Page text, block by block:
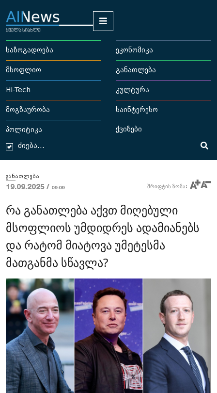
საზოგადოება ეკონომიკა
მსოფლიო განათლება
HI-Tech კულტურა
მოგზაურობა საინტერესო
პოლიტიკა ქვიზები
განათლება
19.09.2025 / 09:09 შრიფტის ზომა:
რა განათლება აქვთ მიღებული
მსოფლიოს უმდიდრეს ადამიანებს
და რატომ მიატოვა უმეტესმა
მათგანმა სწავლა?